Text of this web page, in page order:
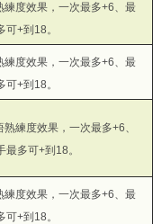
度效果，一次最多+6、最
+到18。
度效果，一次最多+6、最
+到18。
練度效果，一次最多+6、
多可+到18。
度效果，一次最多+6、最
+到18。